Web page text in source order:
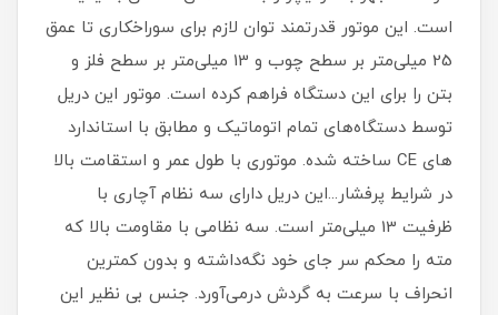
است. این موتور قدرتمند توان لازم برای سوراخکاری تا عمق
25 میلی‌متر بر سطح چوب و 13 میلی‌متر بر سطح فلز و
بتن را برای این دستگاه فراهم کرده است. موتور این دریل
توسط دستگاه‌های تمام اتوماتیک و مطابق با استاندارد
های CE ساخته شده. موتوری با طول عمر و استقامت بالا
در شرایط پر‌فشار...این دریل دارای سه نظام آچاری با
ظرفیت 13 میلی‌متر است. سه نظامی با مقاومت بالا که
مته را محکم سر جای خود نگه‌داشته و بدون کمترین
انحراف با سرعت به گردش درمی‌آورد. جنس بی نظیر این